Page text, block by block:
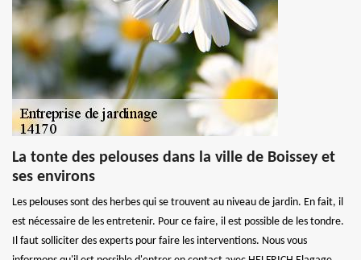
La tonte des pelouses dans la ville de Boissey et
ses environs
Les pelouses sont des herbes qui se trouvent au niveau de jardin. En fait, il
est nécessaire de les entretenir. Pour ce faire, il est possible de les tondre.
Il faut solliciter des experts pour faire les interventions. Nous vous